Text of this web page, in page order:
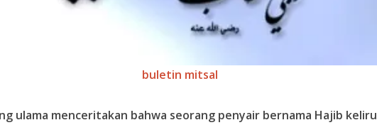
buletin mitsal
ulama menceritakan bahwa seorang penyair bernama Hajib keliru